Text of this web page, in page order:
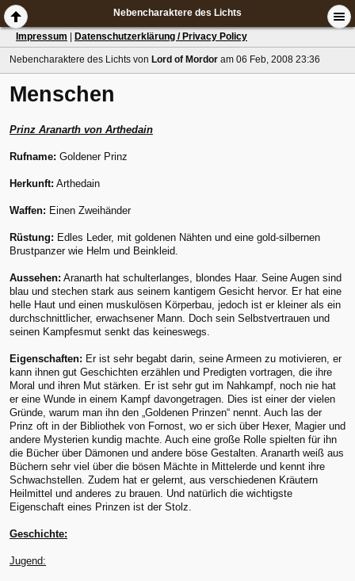
Nebencharaktere des Lichts
Impressum Datenschutzerklärung / Privacy Policy
Nebencharaktere des Lichts von Lord of Mordor am 06 Feb, 2008 23:36
Menschen
Prinz Aranarth von Arthedain
Rufname: Goldener Prinz
Herkunft: Arthedain
Waffen: Einen Zweihänder
Rüstung: Edles Leder, mit goldenen Nähten und eine gold-silbernen
Brustpanzer wie Helm und Beinkleid.
Aussehen: Aranarth hat schulterlanges, blondes Haar. Seine Augen sind
blau und stechen stark aus seinem kantigem Gesicht hervor. Er hat eine
helle Haut und einen muskulösen Körperbau, jedoch ist er kleiner als ein
durchschnittlicher, erwachsener Mann. Doch sein Selbstvertrauen und
seinen Kampfesmut senkt das keineswegs.
Eigenschaften: Er ist sehr begabt darin, seine Armeen zu motivieren, er
kann ihnen gut Geschichten erzählen und Predigten vortragen, die ihre
Moral und ihren Mut stärken. Er ist sehr gut im Nahkampf, noch nie hat
er eine Wunde in einem Kampf davongetragen. Dies ist einer der vielen
Gründe, warum man ihn den „Goldenen Prinzen“ nennt. Auch las der
Prinz oft in der Bibliothek von Fornost, wo er sich über Hexer, Magier und
andere Mysterien kundig machte. Auch eine große Rolle spielten für ihn
die Bücher über Dämonen und andere böse Gestalten. Aranarth weiß aus
Büchern sehr viel über die bösen Mächte in Mittelerde und kennt ihre
Schwachstellen. Zudem hat er gelernt, aus verschiedenen Kräutern
Heilmittel und anderes zu brauen. Und natürlich die wichtigste
Eigenschaft eines Prinzen ist der Stolz.
Geschichte:
Jugend: